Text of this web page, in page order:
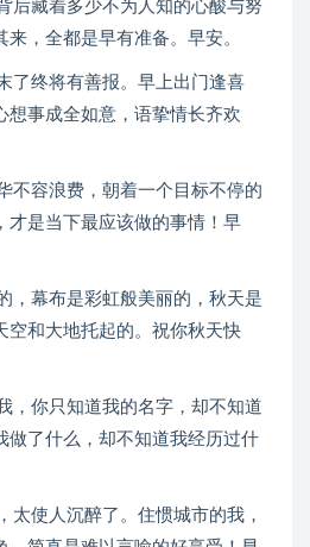
后藏着多少不为人知的心酸与努
，全都是早有准备。早安。
了终将有善报。早上出门逢喜
想事成全如意，语挚情长齐欢
不容浪费，朝着一个目标不停的
才是当下最应该做的事情！早
，幕布是彩虹般美丽的，秋天是
空和大地托起的。祝你秋天快
，你只知道我的名字，却不知道
做了什么，却不知道我经历过什
太使人沉醉了。住惯城市的我，